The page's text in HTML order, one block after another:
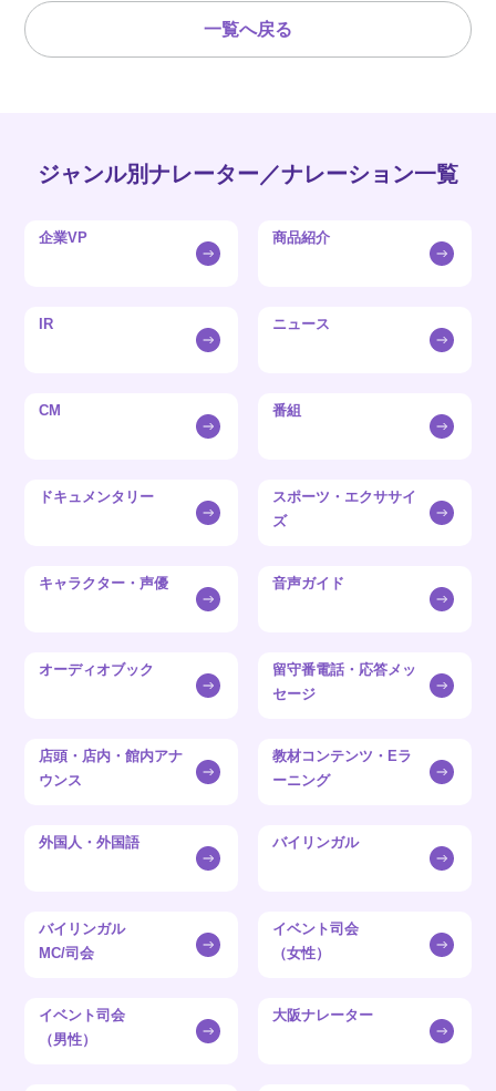
一覧へ戻る
ジャンル別ナレーター／ナレーション一覧
企業VP 商品紹介
IR ニュース
CM 番組
ドキュメンタリー
スポーツ・エクササイ
ズ
キャラクター・声優 音声ガイド
オーディオブック
留守番電話・応答メッ
セージ
店頭・店内・館内アナ
ウンス
教材コンテンツ・Eラ
ーニング
外国人・外国語 バイリンガル
バイリンガル
MC/司会
イベント司会
（女性）
イベント司会
（男性）
大阪ナレーター